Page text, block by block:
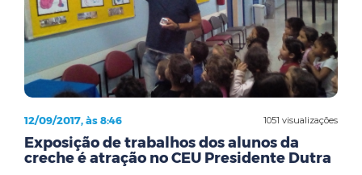
1051 visualizações
12/09/2017, às 8:46
Exposição de trabalhos dos alunos da
creche é atração no CEU Presidente Dutra